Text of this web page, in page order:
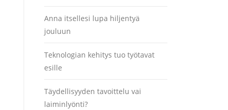
Anna itsellesi lupa hiljentyä
jouluun
Teknologian kehitys tuo työtavat
esille
Täydellisyyden tavoittelu vai
laiminlyönti?